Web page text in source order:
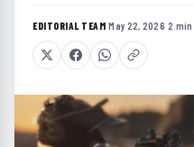
EDITORIAL TEAM·May 22, 2026·2